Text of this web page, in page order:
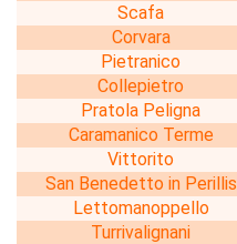
Scafa
Corvara
Pietranico
Collepietro
Pratola Peligna
Caramanico Terme
Vittorito
San Benedetto in Perillis
Lettomanoppello
Turrivalignani